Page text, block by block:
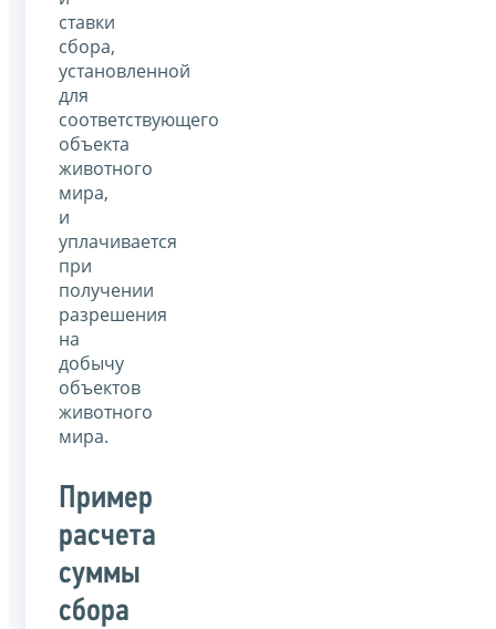
ставки
сбора,
установленной
для
соответствующего
объекта
животного
мира,
и
уплачивается
при
получении
разрешения
на
добычу
объектов
животного
мира.
Пример
расчета
суммы
сбора